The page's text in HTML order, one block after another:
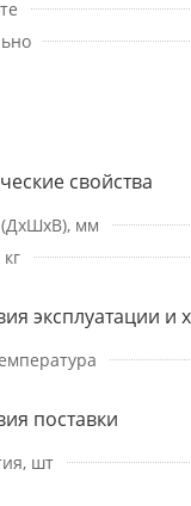
свойства
мм
эксплуатации и
поставки
шт